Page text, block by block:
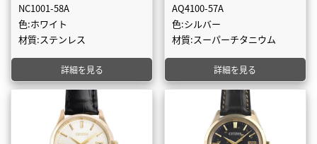
NC1001-58A
色:ホワイト
材質:ステンレス
詳細を見る
AQ4100-57A
色:シルバー
材質:スーパーチタニウム
詳細を見る